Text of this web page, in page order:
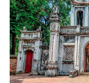
poissons grillés, servi
herbes aromatiques.
vietnamienne.
Nuit à l’hôtel au centre